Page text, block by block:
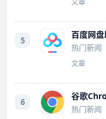
5
热门新闻
文章
6
热门新闻